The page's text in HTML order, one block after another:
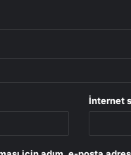
İnternet